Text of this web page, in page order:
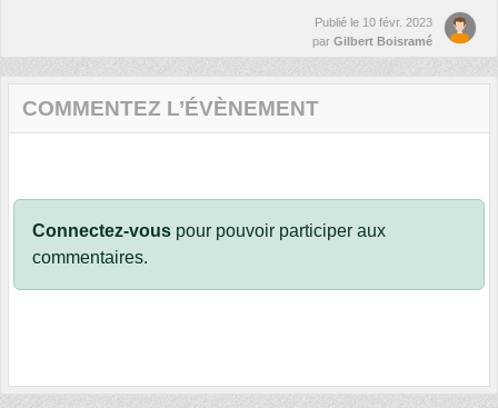
Publié le 10 févr. 2023
par Gilbert Boisramé
COMMENTEZ L’ÉVÈNEMENT
Connectez-vous pour pouvoir participer aux
commentaires.